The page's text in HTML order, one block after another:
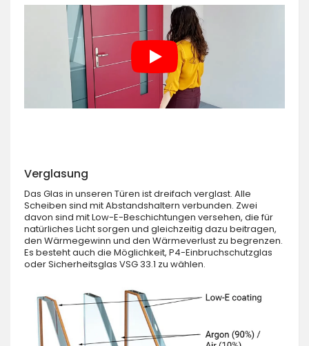
Verglasung
Das Glas in unseren Türen ist dreifach verglast. Alle
Scheiben sind mit Abstandshaltern verbunden. Zwei
davon sind mit Low-E-Beschichtungen versehen, die für
natürliches Licht sorgen und gleichzeitig dazu beitragen,
den Wärmegewinn und den Wärmeverlust zu begrenzen.
Es besteht auch die Möglichkeit, P4-Einbruchschutzglas
oder Sicherheitsglas VSG 33.1 zu wählen.